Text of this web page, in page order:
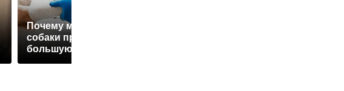
Почему маленькие
собаки проявляют
большую агрессию